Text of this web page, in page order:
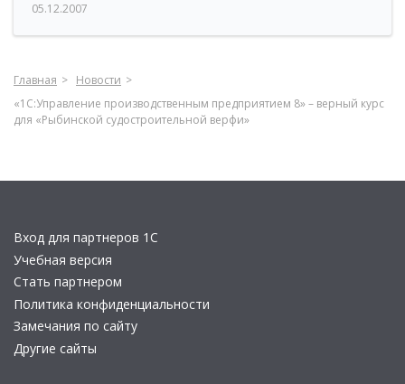
05.12.2007
Главная
Новости
«1С:Управление производственным предприятием 8» – верный курс
для «Рыбинской судостроительной верфи»
Вход для партнеров 1С
Учебная версия
Стать партнером
Политика конфиденциальности
Замечания по сайту
Другие сайты